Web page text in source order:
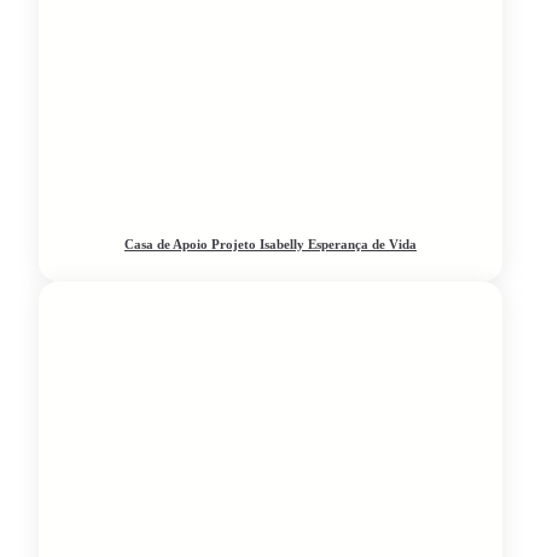
Casa de Apoio Projeto Isabelly Esperança de Vida